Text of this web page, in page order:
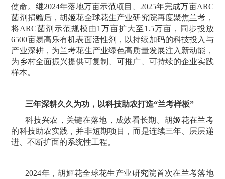
使命。继2024年落地万亩示范项目、2025年完成万亩ARC
菌剂捐赠后，胡姬花全球花生产业研究院再度聚焦兰考，
将ARC菌剂示范规模由1万亩扩大至1.5万亩，同步投放
6500亩易高乐有机表面活性剂，以持续加码的科技投入与
产业深耕，为兰考花生产业绿色高质量发展注入新动能，
为乡村全面振兴提供可复制、可推广、可持续的企业实践
样本。
三年深耕久久为功，以科技助农打造“兰考样板”
科技兴农，关键在落地，成效看长期。胡姬花在兰考
的科技助农实践，并非短期项目，而是连续三年、层层递
进、不断扩面的系统性工程。
2024年，胡姬花全球花生产业研究院首次在兰考落地